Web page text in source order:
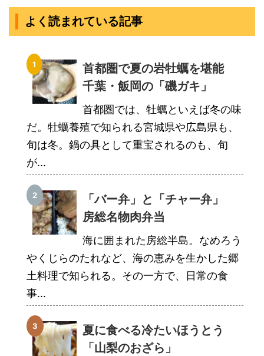
よく読まれている記事
首都圏で夏の岩牡蠣を堪能
千葉・飯岡の「磯ガキ」
首都圏では、牡蠣といえば冬の味
だ。牡蠣養殖で知られる宮城県や広島県も、
旬は冬。鍋の具として重宝されるのも、旬
が...
「バー弁」と「チャー弁」
房総名物肉弁当
海に囲まれた房総半島。なめろう
やくじらのたれなど、海の恵みを生かした郷
土料理で知られる。その一方で、日常の食
事...
夏に食べる冷たいほうとう
「山梨のおざら」